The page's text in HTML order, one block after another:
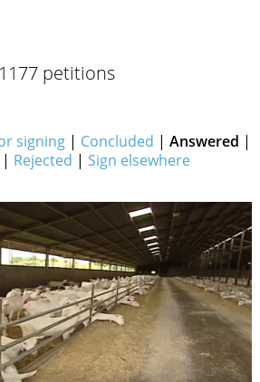
1177 petitions
signing | Concluded |Answered |
| Rejected |Sign elsewhere